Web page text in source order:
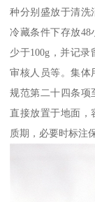
种分别盛放于清洗
冷藏条件下存放
少于100g，并记录
审核人员等。集体
规范第二十四条项
直接放置于地面，
质期，必要时标注